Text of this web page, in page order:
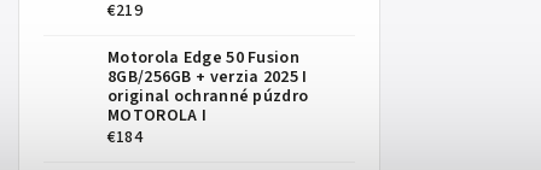
€219
Motorola Edge 50 Fusion
8GB/256GB + verzia 2025 I
original ochranné púzdro
MOTOROLA I
€184